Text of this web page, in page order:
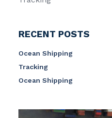
RECENT POSTS
Ocean Shipping
Tracking
Ocean Shipping